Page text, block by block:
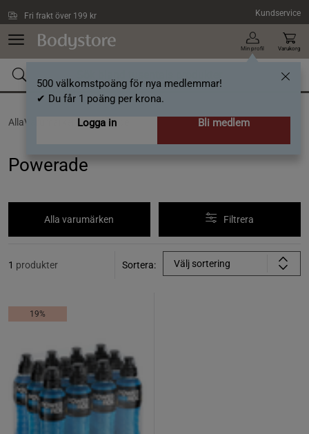
Fri frakt över 199 kr Kundservice
Min profil
500 välkomstpoäng för nya medlemmar!
✔ Du får 1 poäng per krona.
Logga in
Bli medlem
Varukorg
AllaVarumärken /Powerade
Powerade
Alla varumärken Filtrera
1 produkter Sortera: Välj sortering
19%